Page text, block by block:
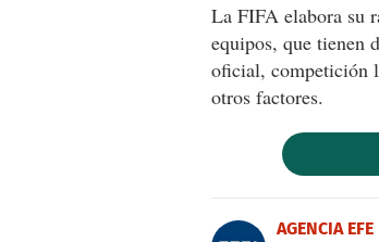
La FIFA elabora su
equipos, que tienen
oficial, competición
otros factores.
AGENCIA EFE